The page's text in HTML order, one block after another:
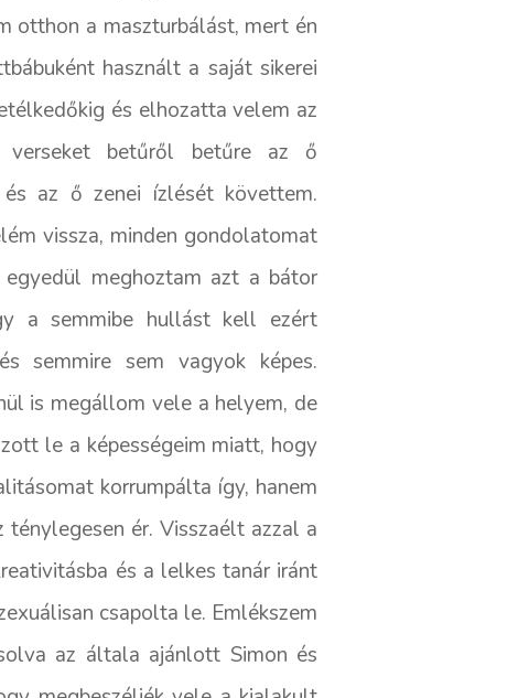
otthon a maszturbálást, mert én
használt a saját sikerei
és elhozatta velem az
betűről betűre az ő
az ő zenei ízlését követtem.
vissza, minden gondolatomat
meghoztam azt a bátor
a semmibe hullást kell ezért
semmire sem vagyok képes.
is megállom vele a helyem, de
le a képességeim miatt, hogy
korrumpálta így, hanem
ér. Visszaélt azzal a
és a lelkes tanár iránt
csapolta le. Emlékszem
az általa ajánlott Simon és